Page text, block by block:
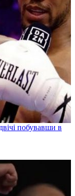
побувавши в